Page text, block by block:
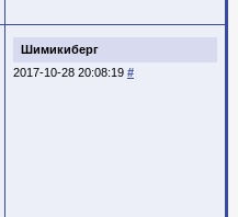
Шимикиберг
2017-10-28 20:08:19 #